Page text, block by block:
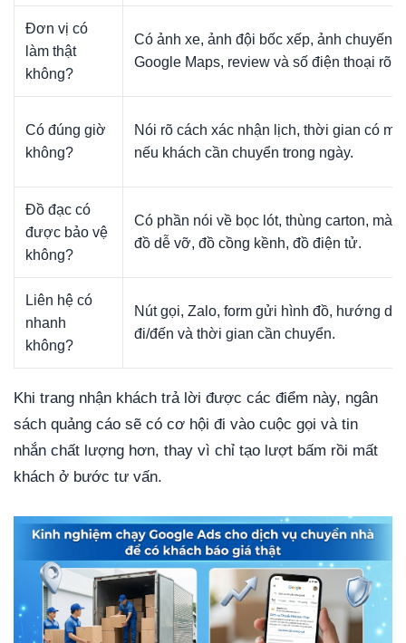
Đơn vị có
làm thật
không?
Có ảnh xe, ảnh đội bốc xếp, ảnh chuyến
Google Maps, review và số điện thoại rõ.
Có đúng giờ
không?
Nói rõ cách xác nhận lịch, thời gian có
nếu khách cần chuyển trong ngày.
Đồ đạc có
được bảo vệ
không?
Có phần nói về bọc lót, thùng carton,
đồ dễ vỡ, đồ cồng kềnh, đồ điện tử.
Liên hệ có
nhanh
không?
Nút gọi, Zalo, form gửi hình đồ, hướng
đi/đến và thời gian cần chuyển.
Khi trang nhận khách trả lời được các điểm này, ngân
sách quảng cáo sẽ có cơ hội đi vào cuộc gọi và tin
nhắn chất lượng hơn, thay vì chỉ tạo lượt bấm rồi mất
khách ở bước tư vấn.